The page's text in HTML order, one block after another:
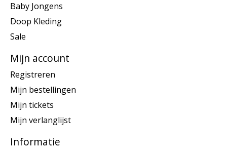
Baby Jongens
Doop Kleding
Sale
Mijn account
Registreren
Mijn bestellingen
Mijn tickets
Mijn verlanglijst
Informatie